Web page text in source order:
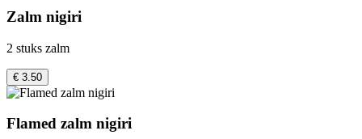
Zalm nigiri
2 stuks zalm
€ 3.50
Flamed zalm nigiri